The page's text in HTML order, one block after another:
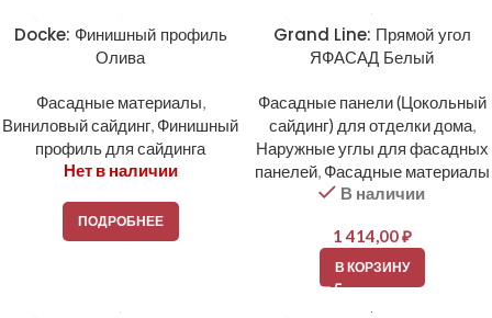
Docke: Финишный профиль
Олива
Фасадные материалы,
Виниловый сайдинг, Финишный
профиль для сайдинга
Нет в наличии
ПОДРОБНЕЕ
Grand Line: Прямой угол
ЯФАСАД Белый
Фасадные панели (Цокольный
сайдинг) для отделки дома,
Наружные углы для фасадных
панелей, Фасадные материалы
В наличии
1 414,00₽
В КОРЗИНУ